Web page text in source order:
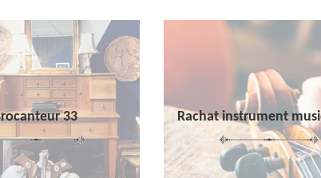
33 Rachat instrument